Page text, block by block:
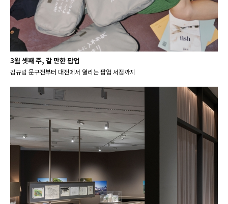
3월 셋째 주, 갈 만한 팝업
김규림 문구전부터 대전에서 열리는 팝업 서점까지